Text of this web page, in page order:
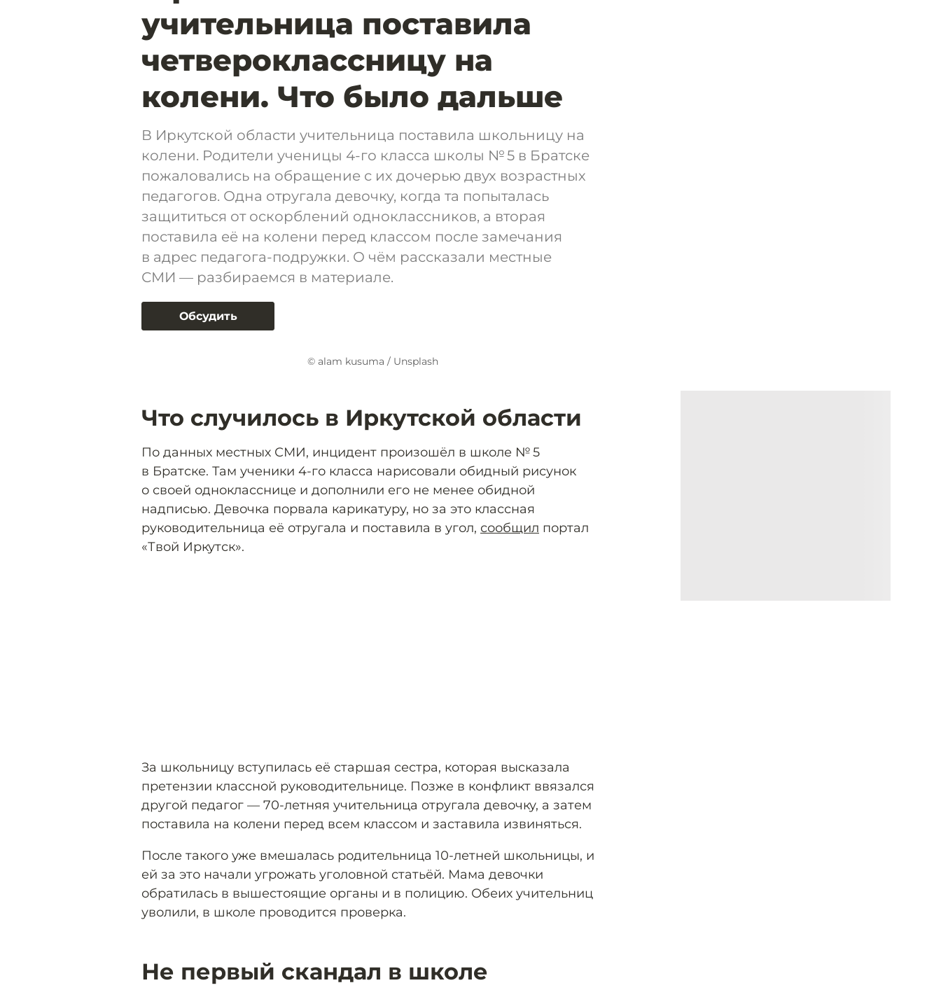
учительница поставила
четвероклассницу на
колени. Что было дальше
В Иркутской области учительница поставила школьницу на
колени. Родители ученицы 4-го класса школы № 5 в Братске
пожаловались на обращение с их дочерью двух возрастных
педагогов. Одна отругала девочку, когда та попыталась
защититься от оскорблений одноклассников, а вторая
поставила её на колени перед классом после замечания
в адрес педагога-подружки. О чём рассказали местные
СМИ — разбираемся в материале.
Обсудить
© alam kusuma / Unsplash
Что случилось в Иркутской области
По данных местных СМИ, инцидент произошёл в школе № 5
в Братске. Там ученики 4-го класса нарисовали обидный рисунок
о своей однокласснице и дополнили его не менее обидной
надписью. Девочка порвала карикатуру, но за это классная
руководительница её отругала и поставила в угол, сообщил портал
«Твой Иркутск».
За школьницу вступилась её старшая сестра, которая высказала
претензии классной руководительнице. Позже в конфликт ввязался
другой педагог — 70-летняя учительница отругала девочку, а затем
поставила на колени перед всем классом и заставила извиняться.
После такого уже вмешалась родительница 10-летней школьницы, и
ей за это начали угрожать уголовной статьёй. Мама девочки
обратилась в вышестоящие органы и в полицию. Обеих учительниц
уволили, в школе проводится проверка.
Не первый скандал в школе